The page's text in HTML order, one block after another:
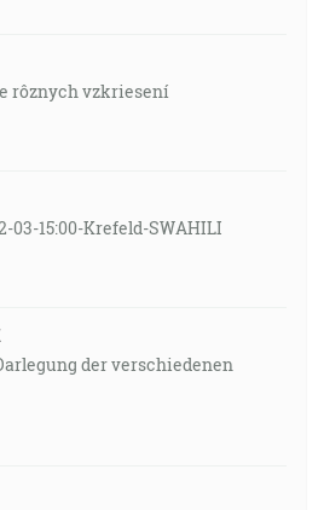
rôznych vzkriesení
03-15:00-Krefeld-SWAHILI
der verschiedenen